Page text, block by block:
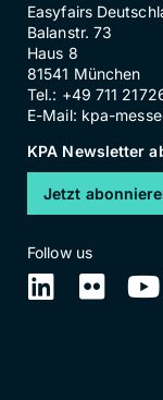
Easyfairs
Balanstr. 73
Haus 8
81541 München
Tel.: +49 711
E-Mail: kpa-
KPA Newsletter
Jetzt
Follow us